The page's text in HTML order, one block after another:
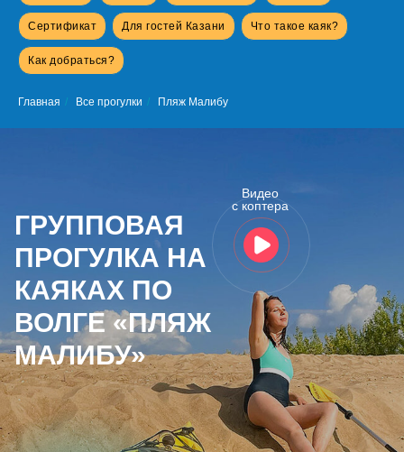
Сертификат Для гостей Казани Что такое каяк?
Как добраться?
Главная / Все прогулки / Пляж Малибу
ГРУППОВАЯ
ПРОГУЛКА НА
КАЯКАХ ПО
ВОЛГЕ «ПЛЯЖ
МАЛИБУ»
Видео
с коптера